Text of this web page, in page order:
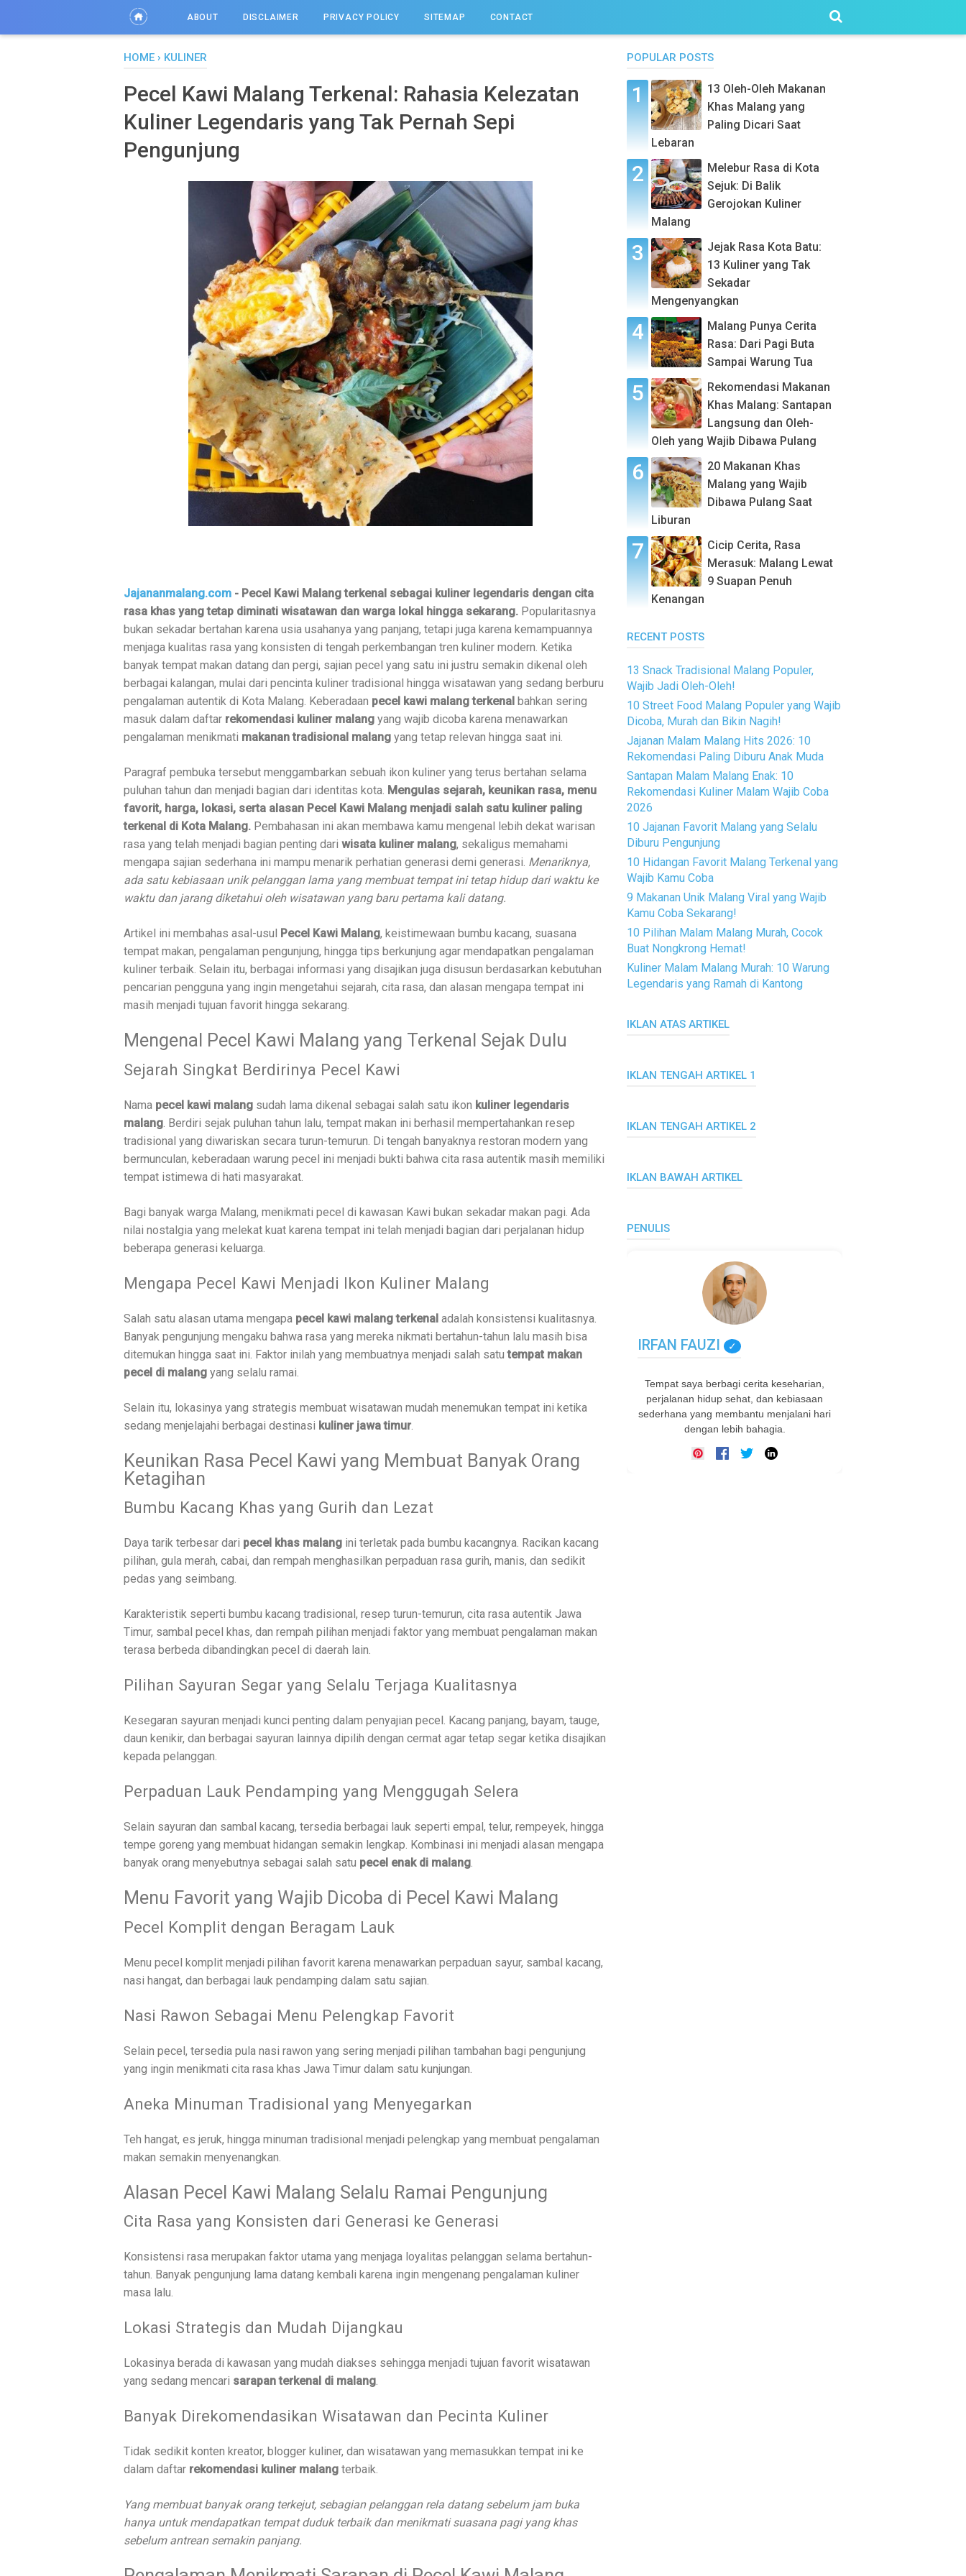
ABOUT DISCLAIMER PRIVACY POLICY SITEMAP CONTACT
HOME › KULINER
Pecel Kawi Malang Terkenal: Rahasia Kelezatan
Kuliner Legendaris yang Tak Pernah Sepi
Pengunjung
Jajananmalang.com - Pecel Kawi Malang terkenal sebagai kuliner legendaris dengan cita
rasa khas yang tetap diminati wisatawan dan warga lokal hingga sekarang. Popularitasnya
bukan sekadar bertahan karena usia usahanya yang panjang, tetapi juga karena kemampuannya
menjaga kualitas rasa yang konsisten di tengah perkembangan tren kuliner modern. Ketika
banyak tempat makan datang dan pergi, sajian pecel yang satu ini justru semakin dikenal oleh
berbagai kalangan, mulai dari pencinta kuliner tradisional hingga wisatawan yang sedang berburu
pengalaman autentik di Kota Malang. Keberadaan pecel kawi malang terkenal bahkan sering
masuk dalam daftar rekomendasi kuliner malang yang wajib dicoba karena menawarkan
pengalaman menikmati makanan tradisional malang yang tetap relevan hingga saat ini.
Paragraf pembuka tersebut menggambarkan sebuah ikon kuliner yang terus bertahan selama
puluhan tahun dan menjadi bagian dari identitas kota. Mengulas sejarah, keunikan rasa, menu
favorit, harga, lokasi, serta alasan Pecel Kawi Malang menjadi salah satu kuliner paling
terkenal di Kota Malang. Pembahasan ini akan membawa kamu mengenal lebih dekat warisan
rasa yang telah menjadi bagian penting dari wisata kuliner malang, sekaligus memahami
mengapa sajian sederhana ini mampu menarik perhatian generasi demi generasi. Menariknya,
ada satu kebiasaan unik pelanggan lama yang membuat tempat ini tetap hidup dari waktu ke
waktu dan jarang diketahui oleh wisatawan yang baru pertama kali datang.
Artikel ini membahas asal-usul Pecel Kawi Malang, keistimewaan bumbu kacang, suasana
tempat makan, pengalaman pengunjung, hingga tips berkunjung agar mendapatkan pengalaman
kuliner terbaik. Selain itu, berbagai informasi yang disajikan juga disusun berdasarkan kebutuhan
pencarian pengguna yang ingin mengetahui sejarah, cita rasa, dan alasan mengapa tempat ini
masih menjadi tujuan favorit hingga sekarang.
Mengenal Pecel Kawi Malang yang Terkenal Sejak Dulu
Sejarah Singkat Berdirinya Pecel Kawi
Nama pecel kawi malang sudah lama dikenal sebagai salah satu ikon kuliner legendaris
malang. Berdiri sejak puluhan tahun lalu, tempat makan ini berhasil mempertahankan resep
tradisional yang diwariskan secara turun-temurun. Di tengah banyaknya restoran modern yang
bermunculan, keberadaan warung pecel ini menjadi bukti bahwa cita rasa autentik masih memiliki
tempat istimewa di hati masyarakat.
Bagi banyak warga Malang, menikmati pecel di kawasan Kawi bukan sekadar makan pagi. Ada
nilai nostalgia yang melekat kuat karena tempat ini telah menjadi bagian dari perjalanan hidup
beberapa generasi keluarga.
Mengapa Pecel Kawi Menjadi Ikon Kuliner Malang
Salah satu alasan utama mengapa pecel kawi malang terkenal adalah konsistensi kualitasnya.
Banyak pengunjung mengaku bahwa rasa yang mereka nikmati bertahun-tahun lalu masih bisa
ditemukan hingga saat ini. Faktor inilah yang membuatnya menjadi salah satutempat makan
pecel di malang yang selalu ramai.
Selain itu, lokasinya yang strategis membuat wisatawan mudah menemukan tempat ini ketika
sedang menjelajahi berbagai destinasi kuliner jawa timur.
Keunikan Rasa Pecel Kawi yang Membuat Banyak Orang
Ketagihan
Bumbu Kacang Khas yang Gurih dan Lezat
Daya tarik terbesar dari pecel khas malang ini terletak pada bumbu kacangnya. Racikan kacang
pilihan, gula merah, cabai, dan rempah menghasilkan perpaduan rasa gurih, manis, dan sedikit
pedas yang seimbang.
Karakteristik seperti bumbu kacang tradisional, resep turun-temurun, cita rasa autentik Jawa
Timur, sambal pecel khas, dan rempah pilihan menjadi faktor yang membuat pengalaman makan
terasa berbeda dibandingkan pecel di daerah lain.
Pilihan Sayuran Segar yang Selalu Terjaga Kualitasnya
Kesegaran sayuran menjadi kunci penting dalam penyajian pecel. Kacang panjang, bayam, tauge,
daun kenikir, dan berbagai sayuran lainnya dipilih dengan cermat agar tetap segar ketika disajikan
kepada pelanggan.
Perpaduan Lauk Pendamping yang Menggugah Selera
Selain sayuran dan sambal kacang, tersedia berbagai lauk seperti empal, telur, rempeyek, hingga
tempe goreng yang membuat hidangan semakin lengkap. Kombinasi ini menjadi alasan mengapa
banyak orang menyebutnya sebagai salah satu pecel enak di malang.
Menu Favorit yang Wajib Dicoba di Pecel Kawi Malang
Pecel Komplit dengan Beragam Lauk
Menu pecel komplit menjadi pilihan favorit karena menawarkan perpaduan sayur, sambal kacang,
nasi hangat, dan berbagai lauk pendamping dalam satu sajian.
Nasi Rawon Sebagai Menu Pelengkap Favorit
Selain pecel, tersedia pula nasi rawon yang sering menjadi pilihan tambahan bagi pengunjung
yang ingin menikmati cita rasa khas Jawa Timur dalam satu kunjungan.
Aneka Minuman Tradisional yang Menyegarkan
Teh hangat, es jeruk, hingga minuman tradisional menjadi pelengkap yang membuat pengalaman
makan semakin menyenangkan.
Alasan Pecel Kawi Malang Selalu Ramai Pengunjung
Cita Rasa yang Konsisten dari Generasi ke Generasi
Konsistensi rasa merupakan faktor utama yang menjaga loyalitas pelanggan selama bertahun-
tahun. Banyak pengunjung lama datang kembali karena ingin mengenang pengalaman kuliner
masa lalu.
Lokasi Strategis dan Mudah Dijangkau
Lokasinya berada di kawasan yang mudah diakses sehingga menjadi tujuan favorit wisatawan
yang sedang mencari sarapan terkenal di malang.
Banyak Direkomendasikan Wisatawan dan Pecinta Kuliner
Tidak sedikit konten kreator, blogger kuliner, dan wisatawan yang memasukkan tempat ini ke
dalam daftar rekomendasi kuliner malang terbaik.
Yang membuat banyak orang terkejut, sebagian pelanggan rela datang sebelum jam buka
hanya untuk mendapatkan tempat duduk terbaik dan menikmati suasana pagi yang khas
sebelum antrean semakin panjang.
POPULAR POSTS
13 Oleh-Oleh Makanan
Khas Malang yang
Paling Dicari Saat
Lebaran
Melebur Rasa di Kota
Sejuk: Di Balik
Gerojokan Kuliner
Malang
Jejak Rasa Kota Batu:
13 Kuliner yang Tak
Sekadar
Mengenyangkan
Malang Punya Cerita
Rasa: Dari Pagi Buta
Sampai Warung Tua
Rekomendasi Makanan
Khas Malang: Santapan
Langsung dan Oleh-
Oleh yang Wajib Dibawa Pulang
20 Makanan Khas
Malang yang Wajib
Dibawa Pulang Saat
Liburan
Cicip Cerita, Rasa
Merasuk: Malang Lewat
9 Suapan Penuh
Kenangan
RECENT POSTS
13 Snack Tradisional Malang Populer,
Wajib Jadi Oleh-Oleh!
10 Street Food Malang Populer yang Wajib
Dicoba, Murah dan Bikin Nagih!
Jajanan Malam Malang Hits 2026: 10
Rekomendasi Paling Diburu Anak Muda
Santapan Malam Malang Enak: 10
Rekomendasi Kuliner Malam Wajib Coba
2026
10 Jajanan Favorit Malang yang Selalu
Diburu Pengunjung
10 Hidangan Favorit Malang Terkenal yang
Wajib Kamu Coba
9 Makanan Unik Malang Viral yang Wajib
Kamu Coba Sekarang!
10 Pilihan Malam Malang Murah, Cocok
Buat Nongkrong Hemat!
Kuliner Malam Malang Murah: 10 Warung
Legendaris yang Ramah di Kantong
IKLAN ATAS ARTIKEL
IKLAN TENGAH ARTIKEL 1
IKLAN TENGAH ARTIKEL 2
IKLAN BAWAH ARTIKEL
PENULIS
IRFAN FAUZI ✓
Tempat saya berbagi cerita keseharian,
perjalanan hidup sehat, dan kebiasaan
sederhana yang membantu menjalani hari
dengan lebih bahagia.